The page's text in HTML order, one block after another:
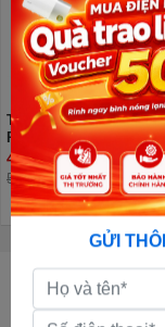
Tủ lạnh Hisense
RT256N4EBN
4.840.000đ
5.390.000đ
CÔNG TY CỔ PHẦN
GPKD:0108011247 -
GỬI